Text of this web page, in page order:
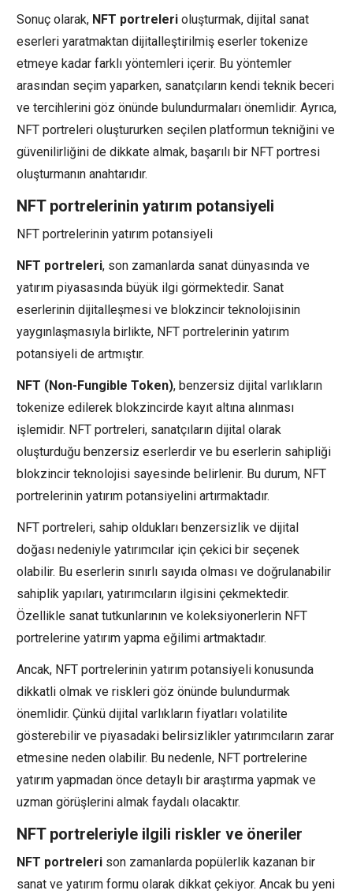
Sonuç olarak, NFT portreleri oluşturmak, dijital sanat
eserleri yaratmaktan dijitalleştirilmiş eserler tokenize
etmeye kadar farklı yöntemleri içerir. Bu yöntemler
arasından seçim yaparken, sanatçıların kendi teknik beceri
ve tercihlerini göz önünde bulundurmaları önemlidir. Ayrıca,
NFT portreleri oluştururken seçilen platformun tekniğini ve
güvenilirliğini de dikkate almak, başarılı bir NFT portresi
oluşturmanın anahtarıdır.
NFT portrelerinin yatırım potansiyeli
NFT portrelerinin yatırım potansiyeli
NFT portreleri, son zamanlarda sanat dünyasında ve
yatırım piyasasında büyük ilgi görmektedir. Sanat
eserlerinin dijitalleşmesi ve blokzincir teknolojisinin
yaygınlaşmasıyla birlikte, NFT portrelerinin yatırım
potansiyeli de artmıştır.
NFT (Non-Fungible Token), benzersiz dijital varlıkların
tokenize edilerek blokzincirde kayıt altına alınması
işlemidir. NFT portreleri, sanatçıların dijital olarak
oluşturduğu benzersiz eserlerdir ve bu eserlerin sahipliği
blokzincir teknolojisi sayesinde belirlenir. Bu durum, NFT
portrelerinin yatırım potansiyelini artırmaktadır.
NFT portreleri, sahip oldukları benzersizlik ve dijital
doğası nedeniyle yatırımcılar için çekici bir seçenek
olabilir. Bu eserlerin sınırlı sayıda olması ve doğrulanabilir
sahiplik yapıları, yatırımcıların ilgisini çekmektedir.
Özellikle sanat tutkunlarının ve koleksiyonerlerin NFT
portrelerine yatırım yapma eğilimi artmaktadır.
Ancak, NFT portrelerinin yatırım potansiyeli konusunda
dikkatli olmak ve riskleri göz önünde bulundurmak
önemlidir. Çünkü dijital varlıkların fiyatları volatilite
gösterebilir ve piyasadaki belirsizlikler yatırımcıların zarar
etmesine neden olabilir. Bu nedenle, NFT portrelerine
yatırım yapmadan önce detaylı bir araştırma yapmak ve
uzman görüşlerini almak faydalı olacaktır.
NFT portreleriyle ilgili riskler ve öneriler
NFT portreleri son zamanlarda popülerlik kazanan bir
sanat ve yatırım formu olarak dikkat çekiyor. Ancak bu yeni